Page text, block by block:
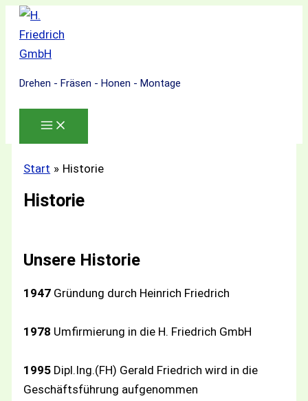
Zum
Inhalt
springen
Drehen - Fräsen - Honen - Montage
Start Historie
Historie
Unsere Historie
1947 Gründung durch Heinrich Friedrich
1978 Umfirmierung in die H. Friedrich GmbH
1995 Dipl.Ing.(FH) Gerald Friedrich wird in die
Geschäftsführung aufgenommen